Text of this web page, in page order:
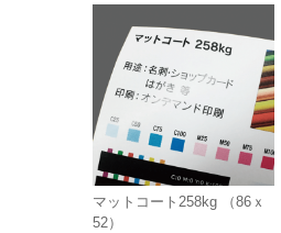
マットコート258kg （86ｘ
52）